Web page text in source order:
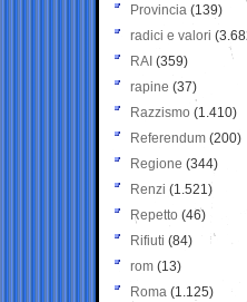
Provincia (139)
radici e valori
RAI (359)
rapine (37)
Razzismo (1.410)
Referendum (200)
Regione (344)
Renzi (1.521)
Repetto (46)
Rifiuti (84)
rom (13)
Roma (1.125)